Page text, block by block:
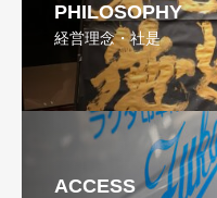
PHILOSOPHY
経営理念・社是
ACCESS